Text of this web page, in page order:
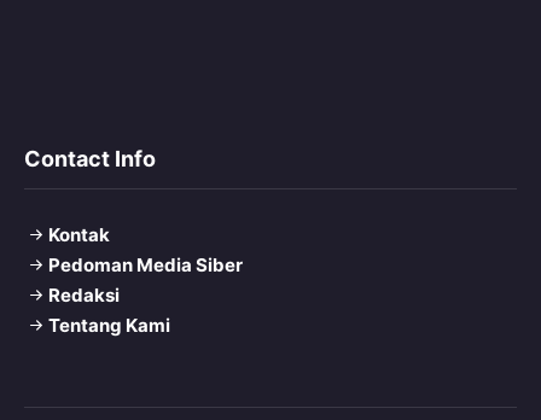
Contact Info
Kontak
Pedoman Media Siber
Redaksi
Tentang Kami